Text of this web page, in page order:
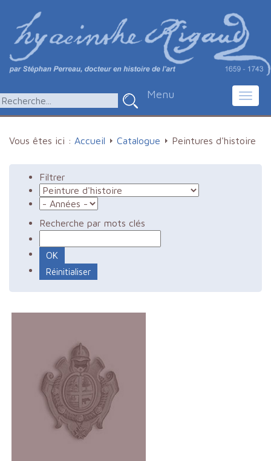
Menu
Vous êtes ici : Accueil Catalogue Peintures d'histoire
Filtrer
Recherche par mots clés